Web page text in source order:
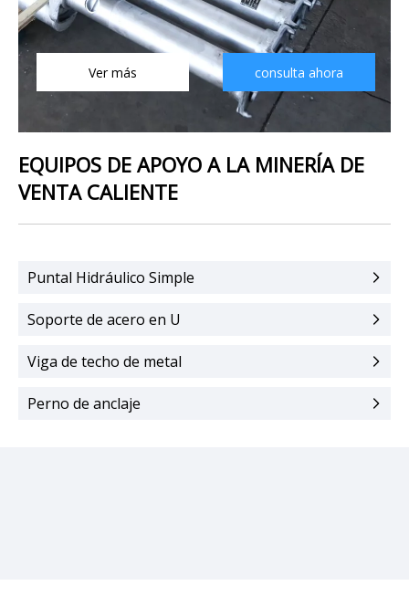
Ver más consulta ahora
Puntal Hidráulico Simple
Soporte de acero en U
Viga de techo de metal
Perno de anclaje
EQUIPOS DE APOYO A LA MINERÍA DE
VENTA CALIENTE